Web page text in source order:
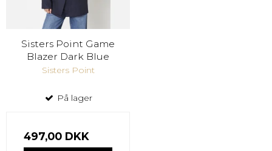
Sisters Point Game
Blazer Dark Blue
Sisters Point
På lager
497,00 DKK